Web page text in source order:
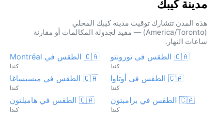
مدينة كيبك
هذه المدن تتشارك توقيت مدينة كيبك المحلي
(America/Toronto) — مفيد لجدولة المكالمات أو مقارنة
ساعات النهار.
🇨🇦 الطقس في تورونتو
كندا
🇨🇦 الطقس في Montréal
كندا
🇨🇦 الطقس في أوتاوا
كندا
🇨🇦 الطقس في ميسيساغا
كندا
🇨🇦 الطقس في برامبتون
كندا
🇨🇦 الطقس في هاميلتون
كندا